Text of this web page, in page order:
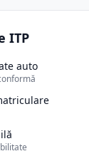
ITP
auto